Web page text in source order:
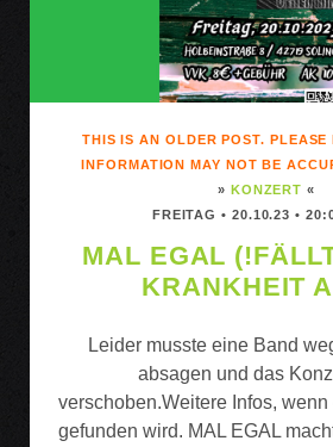
THIS IS AN OLDER POST. PLEASE
INFORMATION MAY NOT BE
» KONZERT «
FREITAG • 20.10.23 •
MAL EGAL
KRANKHEIT
Leider musste eine Band
absagen und das
verschoben.Weitere Infos, wenn
gefunden wird. MAL EGAL